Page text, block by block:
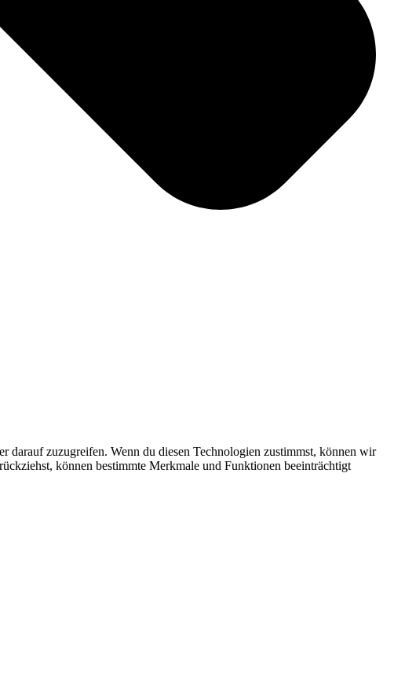
zuzugreifen. Wenn du diesen Technologien zustimmst, können wir
können bestimmte Merkmale und Funktionen beeinträchtigt